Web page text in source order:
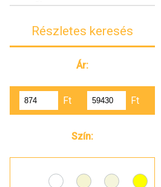
Részletes keresés
Ár:
Ft Ft
Szín: